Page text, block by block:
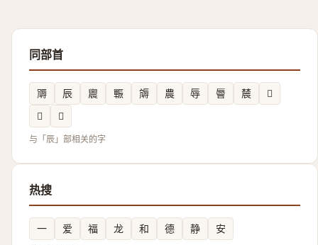
同部首
䢆 辰 䢉 辴 䢇 農 辱 䢈 辳
𨑇
𨑆
𮞀
与「辰」部相关的字
热搜
一 爱 福 龙 和 德 静 安